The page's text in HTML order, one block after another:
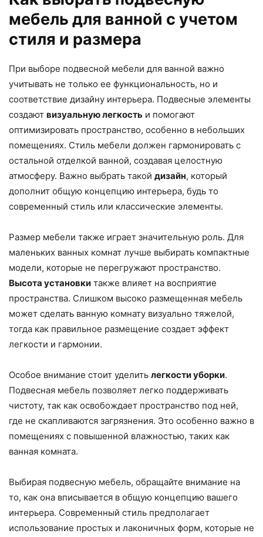
мебель для ванной с учетом
стиля и размера
При выборе подвесной мебели для ванной важно
учитывать не только ее функциональность, но и
соответствие дизайну интерьера. Подвесные элементы
создают визуальную легкость и помогают
оптимизировать пространство, особенно в небольших
помещениях. Стиль мебели должен гармонировать с
остальной отделкой ванной, создавая целостную
атмосферу. Важно выбрать такой дизайн, который
дополнит общую концепцию интерьера, будь то
современный стиль или классические элементы.
Размер мебели также играет значительную роль. Для
маленьких ванных комнат лучше выбирать компактные
модели, которые не перегружают пространство.
Высота установки также влияет на восприятие
пространства. Слишком высоко размещенная мебель
может сделать ванную комнату визуально тяжелой,
тогда как правильное размещение создает эффект
легкости и гармонии.
Особое внимание стоит уделить легкости уборки.
Подвесная мебель позволяет легко поддерживать
чистоту, так как освобождает пространство под ней,
где не скапливаются загрязнения. Это особенно важно в
помещениях с повышенной влажностью, таких как
ванная комната.
Выбирая подвесную мебель, обращайте внимание на
то, как она вписывается в общую концепцию вашего
интерьера. Современный стиль предполагает
использование простых и лаконичных форм, которые не